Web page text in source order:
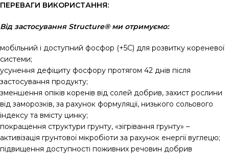
ПЕРЕВАГИ ВИКОРИСТАННЯ:
Від застосування Structure® ми отримуємо:
мобільний і доступний фосфор (+5С) для розвитку кореневої
системи;
усунення дефіциту фосфору протягом 42 днів після
застосування продукту;
зменшення опіків коренів від солей добрив, захист рослини
від заморозків, за рахунок формуляції, низького сольового
індексу та вмісту цинку;
покращення структури грунту, «зігрівання грунту» –
активізація грунтової мікробіоти за рахунок енергії вуглецю;
підвищення доступності поживних речовин добрив